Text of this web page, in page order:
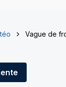
Vague de